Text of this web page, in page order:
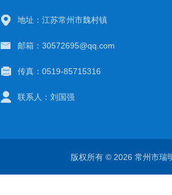
地址：江苏常州市魏村镇
邮箱：30572695@qq.com
传真：0519-85715316
联系人：刘国强
版权所有 © 2026 常州市